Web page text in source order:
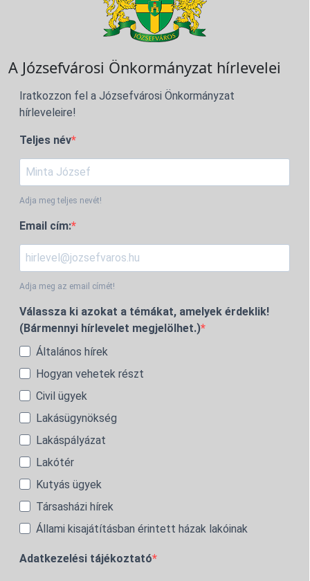
A Józsefvárosi Önkormányzat hírlevelei
Iratkozzon fel a Józsefvárosi Önkormányzat
hírleveleire!
Teljes név
Adja meg teljes nevét!
Email cím:
Adja meg az email címét!
Válassza ki azokat a témákat, amelyek érdeklik!
(Bármennyi hírlevelet megjelölhet.)
Általános hírek
Hogyan vehetek részt
Civil ügyek
Lakásügynökség
Lakáspályázat
Lakótér
Kutyás ügyek
Társasházi hírek
Állami kisajátításban érintett házak lakóinak
Adatkezelési tájékoztató